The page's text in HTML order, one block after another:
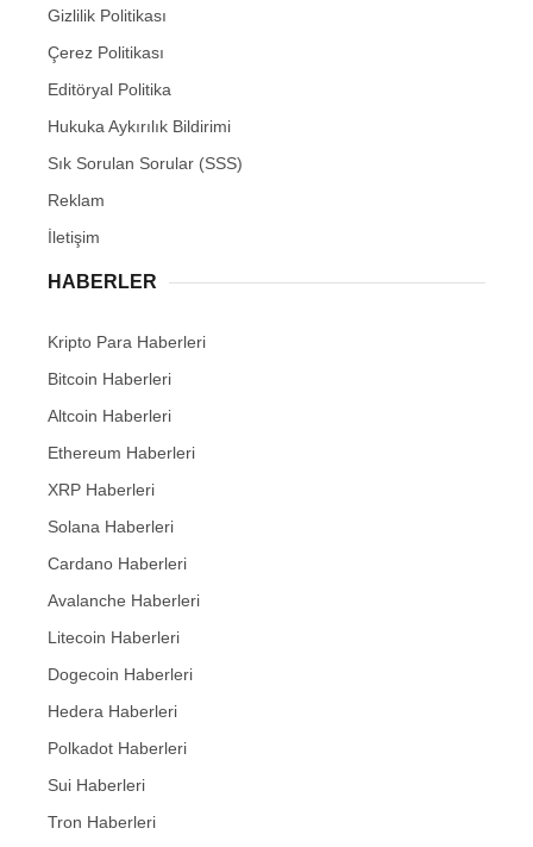
Gizlilik Politikası
Çerez Politikası
Editöryal Politika
Hukuka Aykırılık Bildirimi
Sık Sorulan Sorular (SSS)
Reklam
İletişim
HABERLER
Kripto Para Haberleri
Bitcoin Haberleri
Altcoin Haberleri
Ethereum Haberleri
XRP Haberleri
Solana Haberleri
Cardano Haberleri
Avalanche Haberleri
Litecoin Haberleri
Dogecoin Haberleri
Hedera Haberleri
Polkadot Haberleri
Sui Haberleri
Tron Haberleri